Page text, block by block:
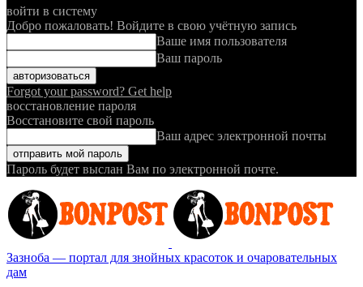
войти в систему
Добро пожаловать! Войдите в свою учётную запись
Ваше имя пользователя
Ваш пароль
Forgot your password? Get help
восстановление пароля
Восстановите свой пароль
Ваш адрес электронной почты
Пароль будет выслан Вам по электронной почте.
Зазноба — портал для знойных красоток и очаровательных
дам